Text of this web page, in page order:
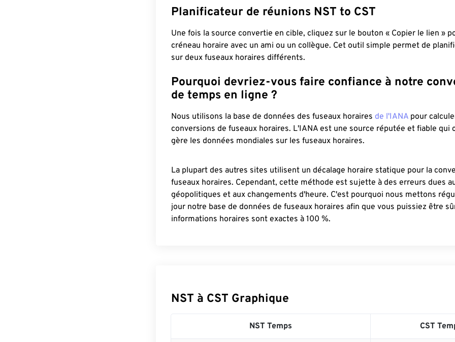
Planificateur de réunions NST to CST
Une fois la source convertie en cible, cliquez sur le bouton « Copier le lien »
créneau horaire avec un ami ou un collègue. Cet outil simple permet de
sur deux fuseaux horaires différents.
Pourquoi devriez-vous faire confiance à notre
de temps en ligne ?
Nous utilisons la base de données des fuseaux horaires de l'IANA pour
conversions de fuseaux horaires. L'IANA est une source réputée et fiable qui
gère les données mondiales sur les fuseaux horaires.
La plupart des autres sites utilisent un décalage horaire statique pour la
fuseaux horaires. Cependant, cette méthode est sujette à des erreurs dues
géopolitiques et aux changements d'heure. C'est pourquoi nous mettons
jour notre base de données de fuseaux horaires afin que vous puissiez être
informations horaires sont exactes à 100 %.
NST à CST Graphique
NST Temps CST